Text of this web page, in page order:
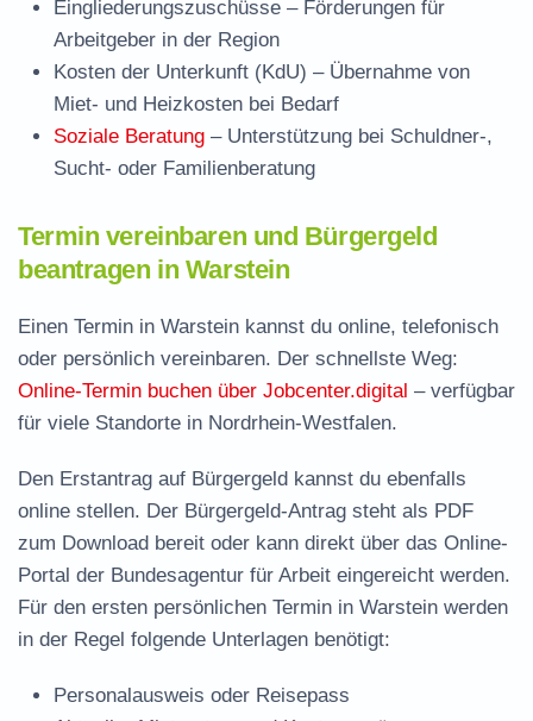
Eingliederungszuschüsse – Förderungen für
Arbeitgeber in der Region
Kosten der Unterkunft (KdU) – Übernahme von
Miet- und Heizkosten bei Bedarf
Soziale Beratung – Unterstützung bei Schuldner-,
Sucht- oder Familienberatung
Termin vereinbaren und Bürgergeld
beantragen in Warstein
Einen Termin in Warstein kannst du online, telefonisch
oder persönlich vereinbaren. Der schnellste Weg:
Online-Termin buchen über Jobcenter.digital – verfügbar
für viele Standorte in Nordrhein-Westfalen.
Den Erstantrag auf Bürgergeld kannst du ebenfalls
online stellen. Der Bürgergeld-Antrag steht als PDF
zum Download bereit oder kann direkt über das Online-
Portal der Bundesagentur für Arbeit eingereicht werden.
Für den ersten persönlichen Termin in Warstein werden
in der Regel folgende Unterlagen benötigt:
Personalausweis oder Reisepass